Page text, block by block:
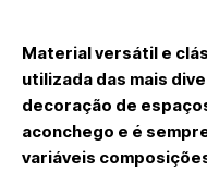
Material versátil e
utilizada das mais
decoração de
aconchego e é
variáveis